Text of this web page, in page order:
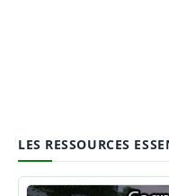
LES RESSOURCES